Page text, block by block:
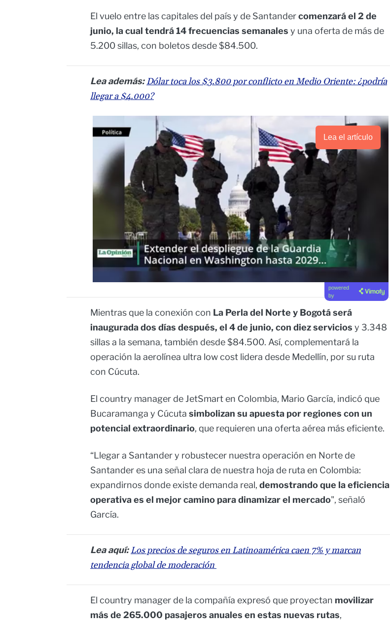
El vuelo entre las capitales del país y de Santandercomenzará el 2 de
junio, la cual tendrá 14 frecuencias semanales y una oferta de más de
5.200 sillas, con boletos desde $84.500.
Lea además:Dólar toca los $3.800 por conflicto en Medio Oriente: ¿podría
llegar a $4.000?
Lea el artículo
powered
by
Mientras que la conexión con La Perla del Norte y Bogotá será
inaugurada dos días después, el 4 de junio, con diez servicios y 3.348
sillas a la semana, también desde $84.500. Así, complementará la
operación la aerolínea ultra low cost lidera desde Medellín, por su ruta
con Cúcuta.
El country manager de JetSmart en Colombia, Mario García, indicó que
Bucaramanga y Cúcuta simbolizan su apuesta por regiones con un
potencial extraordinario, que requieren una oferta aérea más eficiente.
“Llegar a Santander y robustecer nuestra operación en Norte de
Santander es una señal clara de nuestra hoja de ruta en Colombia:
expandirnos donde existe demanda real, demostrando que la eficiencia
operativa es el mejor camino para dinamizar el mercado", señaló
García.
Lea aquí:Los precios de seguros en Latinoamérica caen 7% y marcan
tendencia global de moderación
El country manager de la compañía expresó que proyectan movilizar
más de 265.000 pasajeros anuales en estas nuevas rutas,